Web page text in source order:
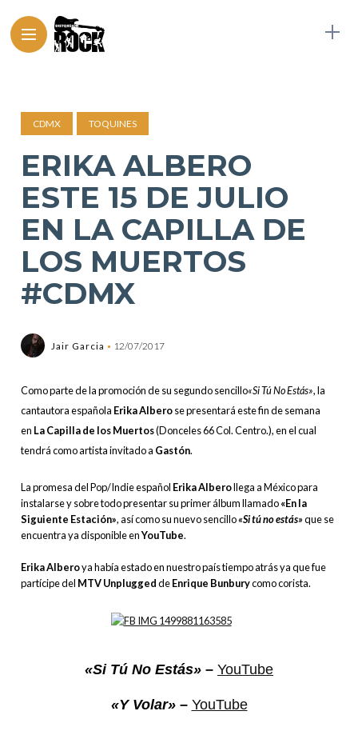
CDMX TOQUINES
ERIKA ALBERO
ESTE 15 DE JULIO
EN LA CAPILLA DE
LOS MUERTOS
#CDMX
Jair Garcia 12/07/2017
Como parte de la promoción de su segundo sencillo«Si Tú No Estás», la
cantautora española Erika Alberosepresentará este fin de semana
en La Capilla de los Muertos(Donceles 66 Col. Centro.), en el cual
tendrá como artista invitado a Gastón.
La promesa del Pop/Indie español Erika Alberollega a México para
instalarse y sobre todo presentar su primer álbum llamado«En la
Siguiente Estación», así como su nuevo sencillo«Si tú no estás»que se
encuentra ya disponible enYouTube.
Erika Alberoya había estado en nuestro país tiempo atrás ya que fue
partícipe del MTV UnpluggeddeEnrique Bunburycomo corista.
«Si Tú No Estás» – YouTube
«Y Volar»– YouTube